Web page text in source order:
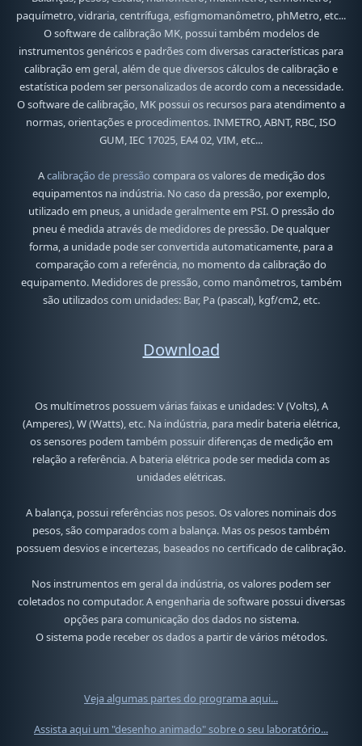
paquímetro, vidraria, centrífuga, esfigmomanômetro, phMetro, etc...
O software de calibração MK, possui também modelos de
instrumentos genéricos e padrões com diversas características para
calibração em geral, além de que diversos cálculos de calibração e
estatística podem ser personalizados de acordo com a necessidade.
O software de calibração, MK possui os recursos para atendimento a
normas, orientações e procedimentos. INMETRO, ABNT, RBC, ISO
GUM, IEC 17025, EA4 02, VIM, etc...
Acalibração de pressão compara os valores de medição dos
equipamentos na indústria. No caso da pressão, por exemplo,
utilizado em pneus, a unidade geralmente em PSI. O pressão do
pneu é medida através de medidores de pressão. De qualquer
forma, a unidade pode ser convertida automaticamente, para a
comparação com a referência, no momento da calibração do
equipamento. Medidores de pressão, como manômetros, também
são utilizados com unidades: Bar, Pa (pascal), kgf/cm2, etc.
Download
Os multímetros possuem várias faixas e unidades: V (Volts), A
(Amperes), W (Watts), etc. Na indústria, para medir bateria elétrica,
os sensores podem também possuir diferenças de medição em
relação a referência. A bateria elétrica pode ser medida com as
unidades elétricas.
A balança, possui referências nos pesos. Os valores nominais dos
pesos, são comparados com a balança. Mas os pesos também
possuem desvios e incertezas, baseados no certificado de calibração.
Nos instrumentos em geral da indústria, os valores podem ser
coletados no computador. A engenharia de software possui diversas
opções para comunicação dos dados no sistema.
O sistema pode receber os dados a partir de vários métodos.
Veja algumas partes do programa aqui...
Assista aqui um "desenho animado" sobre o seu laboratório...